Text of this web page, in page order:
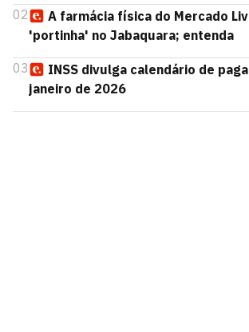
02
A farmácia física do Mercado
'portinha' no Jabaquara; entenda
03
INSS divulga calendário de
janeiro de 2026